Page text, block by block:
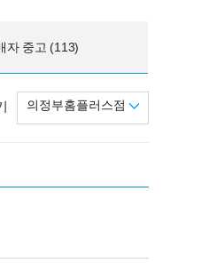
자 중고 (113)
의정부홈플러스점